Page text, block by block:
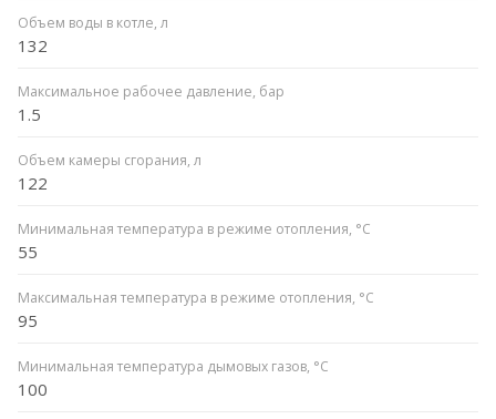
Объем воды в котле, л
132
Максимальное рабочее давление, бар
1.5
Объем камеры сгорания, л
122
Минимальная температура в режиме отопления, °C
55
Максимальная температура в режиме отопления, °C
95
Минимальная температура дымовых газов, °C
100